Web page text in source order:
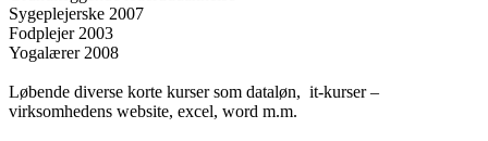
Sygeplejerske 2007
Fodplejer 2003
Yogalærer 2008
Løbende diverse korte kurser som dataløn, it-kurser –
virksomhedens website, excel, word m.m.